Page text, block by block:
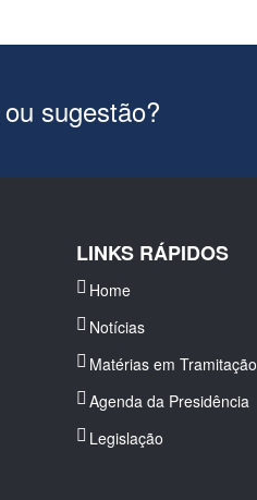
sugestão?
LINKS RÁPIDOS
Home
Notícias
Matérias em Tramitação
Agenda da Presidência
Legislação